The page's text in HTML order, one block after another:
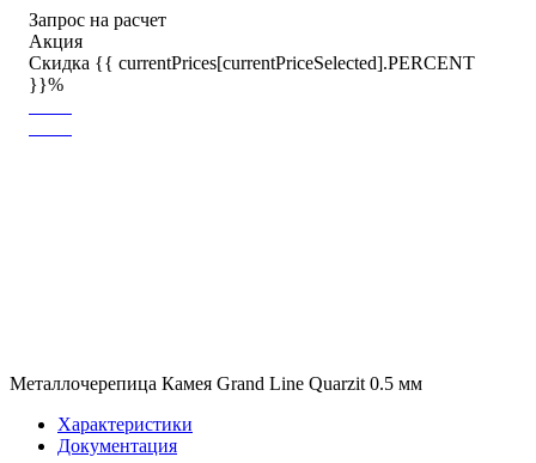
Запрос на расчет
Акция
Скидка {{ currentPrices[currentPriceSelected].PERCENT
}}%
Металлочерепица Камея Grand Line Quarzit 0.5 мм
Характеристики
Документация